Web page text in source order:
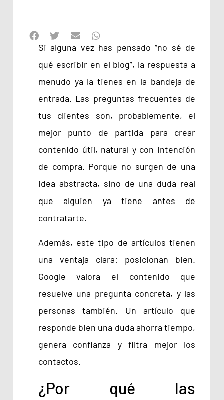
Si alguna vez has pensado “no sé de
qué escribir en el blog”, la respuesta a
menudo ya la tienes en la bandeja de
entrada. Las preguntas frecuentes de
tus clientes son, probablemente, el
mejor punto de partida para crear
contenido útil, natural y con intención
de compra. Porque no surgen de una
idea abstracta, sino de una duda real
que alguien ya tiene antes de
contratarte.
Además, este tipo de artículos tienen
una ventaja clara: posicionan bien.
Google valora el contenido que
resuelve una pregunta concreta, y las
personas también. Un artículo que
responde bien una duda ahorra tiempo,
genera confianza y filtra mejor los
contactos.
¿Por qué las